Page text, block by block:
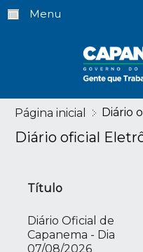
Menu
Página inicial Diário
Diário oficial
Título
Diário Oficial de
Capanema - Dia
07/08/2026